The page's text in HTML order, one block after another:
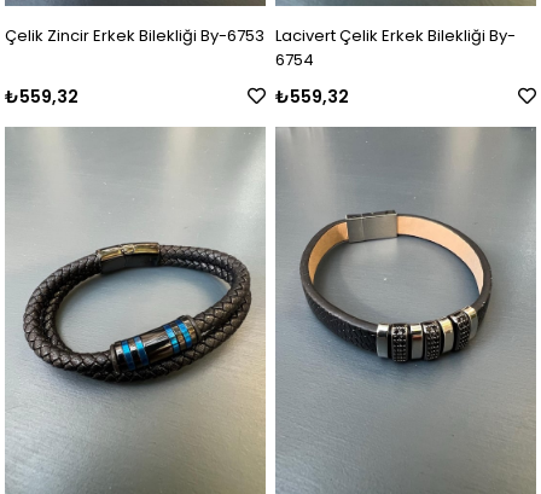
Çelik Zincir Erkek Bilekliği By-6753
₺559,32
Lacivert Çelik Erkek Bilekliği By-
6754
₺559,32